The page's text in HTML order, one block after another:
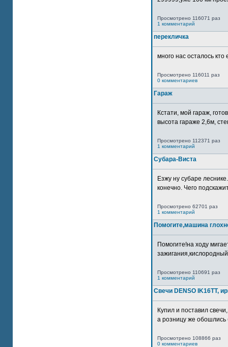
Просмотрено 116071 раз
1 комментарий
перекличка
много нас осталось
Просмотрено 116011 раз
0 комментариев
Гараж
Кстати, мой гараж,
высота гараже 2,6м,
Просмотрено 112371 раз
1 комментарий
Субара-Виста
Езжу ну субаре
конечно. Чего
Просмотрено 62701 раз
1 комментарий
Помогите,машина
Помогите!на ходу
Просмотрено 110691 раз
1 комментарий
Свечи DENSO IK16TT,
Купил и поставил
а розницу же обошлись
Просмотрено 108866 раз
0 комментариев